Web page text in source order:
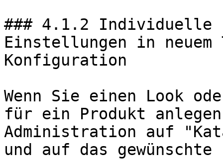
### 4.1.2 Individuelle
Einstellungen in neuem
Konfiguration
Wenn Sie einen Look
für ein Produkt
Administration auf
und auf das